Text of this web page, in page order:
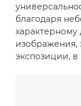
благодаря
характерному
изображения,
экспозиции, в